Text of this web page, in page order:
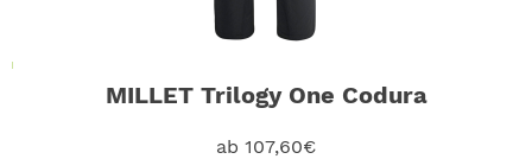
MILLET Trilogy One Codura
ab 107,60€